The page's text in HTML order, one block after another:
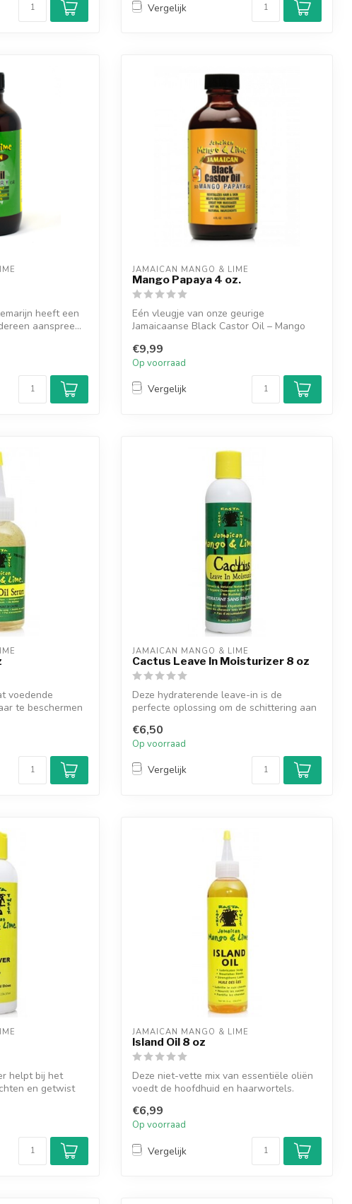
Vergelijk
heeft een
aanspree...
JAMAICAN MANGO & LIME
Mango Papaya 4 oz.
Eén vleugje van onze geurige
Jamaicaanse Black Castor Oil – Mango
€9,99
Op voorraad
Vergelijk
voedende
te beschermen
JAMAICAN MANGO & LIME
Cactus Leave In Moisturizer 8 oz
Deze hydraterende leave-in is de
perfecte oplossing om de schittering aan
€6,50
Op voorraad
Vergelijk
helpt bij het
en getwist
JAMAICAN MANGO & LIME
Island Oil 8 oz
Deze niet-vette mix van essentiële oliën
voedt de hoofdhuid en haarwortels.
€6,99
Op voorraad
Vergelijk